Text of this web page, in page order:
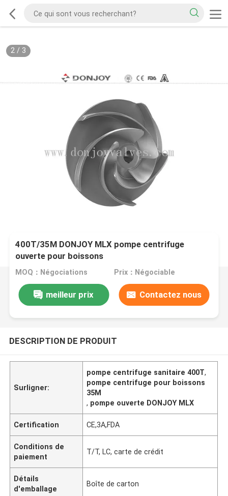
2/ 3
400T/35M DONJOY MLX pompe centrifuge
ouverte pour boissons
MOQ：Négociations Prix：Négociable
meilleur prix Contactez nous
DESCRIPTION DE PRODUIT
Surligner:
pompe centrifuge sanitaire 400T,
pompe centrifuge pour boissons
35M
, pompe ouverte DONJOY MLX
Certification CE,3A,FDA
Conditions de
paiement
T/T, LC, carte de crédit
Détails
d'emballage
Boîte de carton